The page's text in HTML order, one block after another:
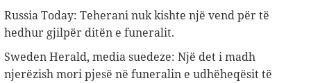
Russia Today: Teherani nuk kishte një vend për të
hedhur gjilpër ditën e funeralit.
Sweden Herald, media suedeze: Një det i madh
njerëzish mori pjesë në funeralin e udhëheqësit të